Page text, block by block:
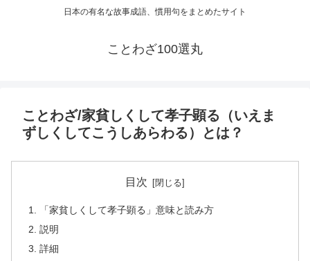
日本の有名な故事成語、慣用句をまとめたサイト
ことわざ100選丸
ことわざ/家貧しくして孝子顕る（いえま
ずしくしてこうしあらわる）とは？
目次
「家貧しくして孝子顕る」意味と読み方
説明
詳細